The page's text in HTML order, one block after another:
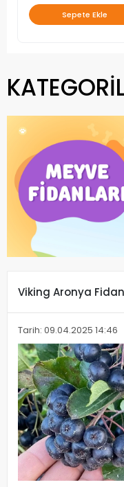
Sepete Ekle
Viking Aronya
Tarih: 09.04.2025 14:46